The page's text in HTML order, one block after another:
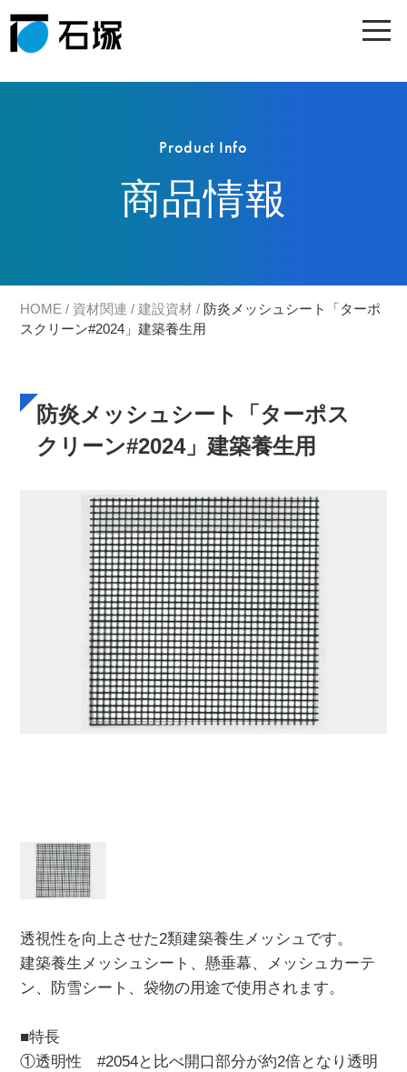
Product Info
商品情報
HOME / 資材関連 /建設資材 / 防炎メッシュシート「ターポ
スクリーン#2024」建築養生用
防炎メッシュシート「ターポス
クリーン#2024」建築養生用
透視性を向上させた2類建築養生メッシュです。
建築養生メッシュシート、懸垂幕、メッシュカーテ
ン、防雪シート、袋物の用途で使用されます。
■特長
①透明性 #2054と比べ開口部分が約2倍となり透明